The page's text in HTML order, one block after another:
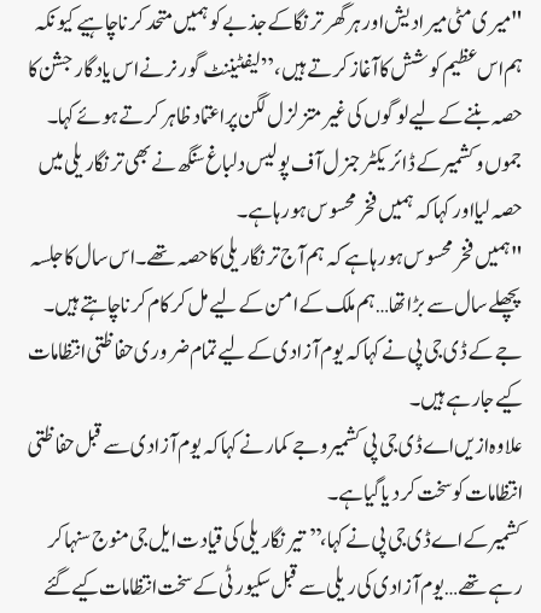
"میری مٹی میرا دیش اور ہر گھر ترنگا کے جذبے کو ہمیں متحد کرنا چاہیے کیونکہ
ہم اس عظیم کوشش کا آغاز کرتے ہیں،” لیفٹیننٹ گورنر نے اس یادگار جشن کا
حصہ بننے کے لیے لوگوں کی غیر متزلزل لگن پر اعتماد ظاہر کرتے ہوئے کہا۔
جموں و کشمیر کے ڈائریکٹر جنرل آف پولیس دلباغ سنگھ نے بھی ترنگا ریلی میں
حصہ لیا اور کہا کہ ہمیں فخر محسوس ہو رہا ہے۔
"ہمیں فخر محسوس ہو رہا ہے کہ ہم آج ترنگا ریلی کا حصہ تھے۔ اس سال کا جلسہ
پچھلے سال سے بڑا تھا… ہم ملک کے امن کے لیے مل کر کام کرنا چاہتے ہیں۔
جے کے ڈی جی پی نے کہا کہ یوم آزادی کے لیے تمام ضروری حفاظتی انتظامات
کیے جا رہے ہیں۔
علاوہ ازیں اے ڈی جی پی کشمیر وجے کمار نے کہا کہ یوم آزادی سے قبل حفاظتی
انتظامات کو سخت کر دیا گیا ہے۔
کشمیر کے اے ڈی جی پی نے کہا، ’’تیرنگا ریلی کی قیادت ایل جی منوج سنہا کر
رہے تھے… یوم آزادی کی ریلی سے قبل سکیورٹی کے سخت انتظامات کیے گئے